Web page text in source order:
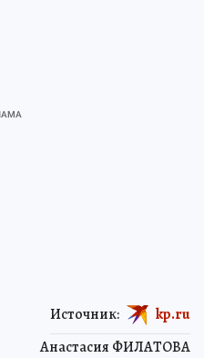
Анастасия ФИЛАТОВА
Источник: kp.ru